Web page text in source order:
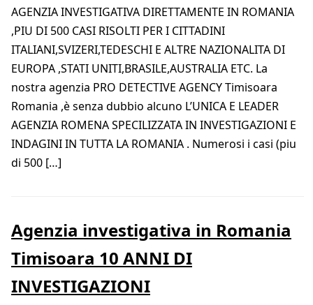
AGENZIA INVESTIGATIVA DIRETTAMENTE IN ROMANIA
,PIU DI 500 CASI RISOLTI PER I CITTADINI
ITALIANI,SVIZERI,TEDESCHI E ALTRE NAZIONALITA DI
EUROPA ,STATI UNITI,BRASILE,AUSTRALIA ETC. La
nostra agenzia PRO DETECTIVE AGENCY Timisoara
Romania ,è senza dubbio alcuno L’UNICA E LEADER
AGENZIA ROMENA SPECILIZZATA IN INVESTIGAZIONI E
INDAGINI IN TUTTA LA ROMANIA . Numerosi i casi (piu
di 500 […]
Agenzia investigativa in Romania
Timisoara 10 ANNI DI
INVESTIGAZIONI